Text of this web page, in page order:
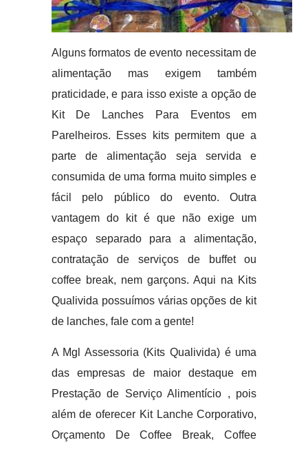
Alguns formatos de evento necessitam de
alimentação mas exigem também
praticidade, e para isso existe a opção de
Kit De Lanches Para Eventos em
Parelheiros. Esses kits permitem que a
parte de alimentação seja servida e
consumida de uma forma muito simples e
fácil pelo público do evento. Outra
vantagem do kit é que não exige um
espaço separado para a alimentação,
contratação de serviços de buffet ou
coffee break, nem garçons. Aqui na Kits
Qualivida possuímos várias opções de kit
de lanches, fale com a gente!
A Mgl Assessoria (Kits Qualivida) é uma
das empresas de maior destaque em
Prestação de Serviço Alimentício , pois
além de oferecer Kit Lanche Corporativo,
Orçamento De Coffee Break, Coffee